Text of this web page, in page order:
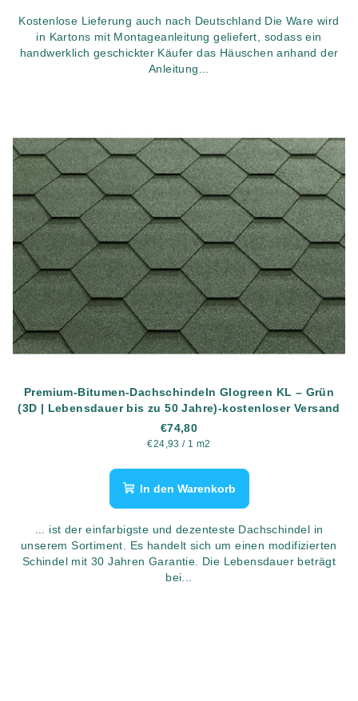
Kostenlose Lieferung auch nach Deutschland Die Ware wird
in Kartons mit Montageanleitung geliefert, sodass ein
handwerklich geschickter Käufer das Häuschen anhand der
Anleitung...
Premium-Bitumen-Dachschindeln Glogreen KL – Grün
(3D | Lebensdauer bis zu 50 Jahre)-kostenloser Versand
€74,80
Verkaufspreis:
€24,93 / 1 m2
In den Warenkorb
... ist der einfarbigste und dezenteste Dachschindel in
unserem Sortiment. Es handelt sich um einen modifizierten
Schindel mit 30 Jahren Garantie. Die Lebensdauer beträgt
bei...